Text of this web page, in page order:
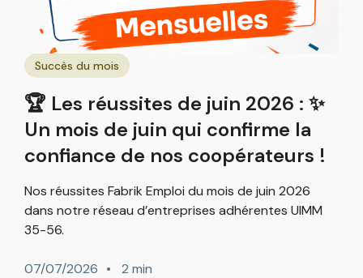
Succès du mois
🏆 Les réussites de juin 2026 : ✨
Un mois de juin qui confirme la
confiance de nos coopérateurs !
Nos réussites Fabrik Emploi du mois de juin 2026
dans notre réseau d’entreprises adhérentes UIMM
35-56.
07/07/2026 2 min